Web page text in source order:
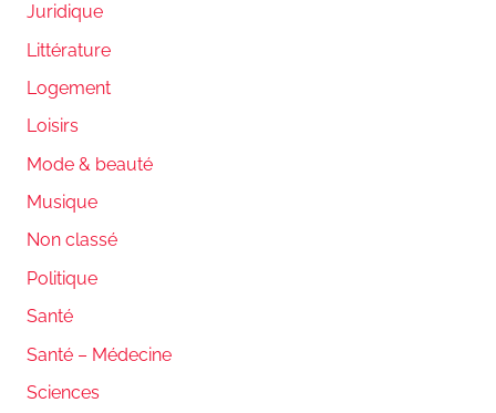
Juridique
Littérature
Logement
Loisirs
Mode & beauté
Musique
Non classé
Politique
Santé
Santé – Médecine
Sciences